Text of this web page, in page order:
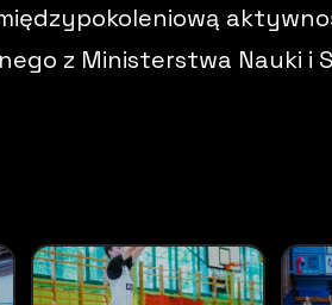
z Ministerstwa Nauki i